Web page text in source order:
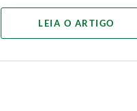
LEIA O ARTIGO